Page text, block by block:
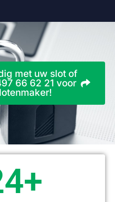
met uw slot of
66 62 21 voor
+